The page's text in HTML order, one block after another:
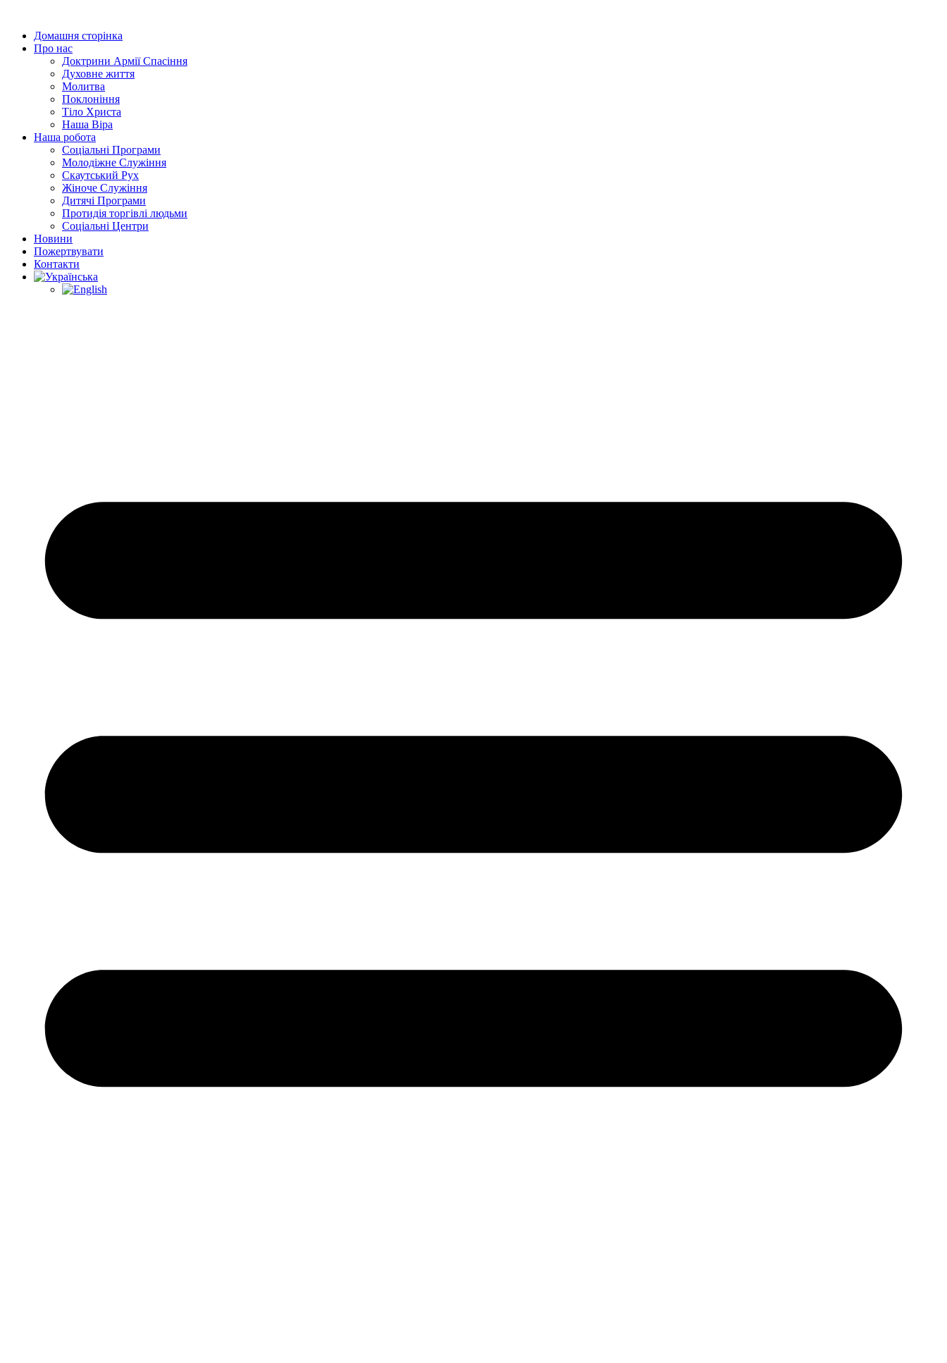
вмістуДомашня сторінка
Про нас
Доктрини Армії Спасіння
Духовне життя
Молитва
Поклоніння
Тіло Христа
Наша Віра
Наша робота
Соціальні Програми
Молодіжне Служіння
Скаутський Рух
Жіноче Cлужіння
Дитячі Програми
Протидія торгівлі людьми
Соціальні Центри
Новини
Пожертвувати
Контакти